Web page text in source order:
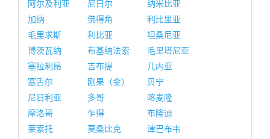
阿尔及利亚
尼日尔
纳米比亚
加纳
佛得角
利比里亚
毛里求斯
利比亚
坦桑尼亚
博茨瓦纳
布基纳法索
毛里塔尼亚
塞拉利昂
吉布提
几内亚
塞舌尔
刚果（金）
贝宁
尼日利亚
多哥
喀麦隆
摩洛哥
乍得
布隆迪
莱索托
莫桑比克
津巴布韦